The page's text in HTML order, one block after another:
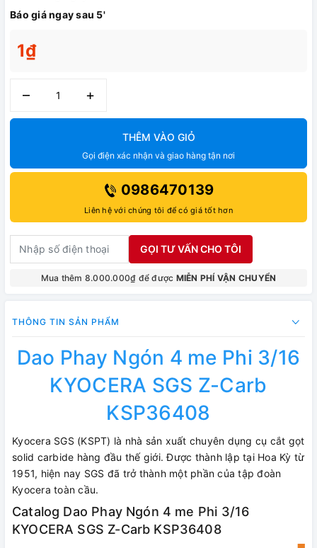
Báo giá ngay sau 5'
1₫
– +
THÊM VÀO GIỎ
Gọi điện xác nhận và giao hàng tận nơi
0986470139
Liên hệ với chúng tôi để có giá tốt hơn
GỌI TƯ VẤN CHO TÔI
Mua thêm 8.000.000₫ để được MIỄN PHÍ VẬN CHUYỂN
THÔNG TIN SẢN PHẨM
Dao Phay Ngón 4 me Phi 3/16
KYOCERA SGS Z-Carb
KSP36408
Kyocera SGS (KSPT) là nhà sản xuất chuyên dụng cụ cắt gọt
solid carbide hàng đầu thế giới. Được thành lập tại Hoa Kỳ từ
1951, hiện nay SGS đã trở thành một phần của tập đoàn
Kyocera toàn cầu.
Catalog Dao Phay Ngón 4 me Phi 3/16
KYOCERA SGS Z-Carb KSP36408